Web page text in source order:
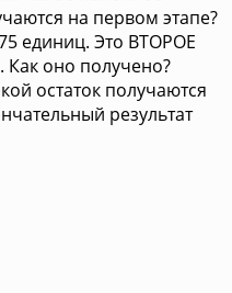
на первом этапе?
единиц. Это ВТОРОЕ
оно получено?
остаток получаются
результат